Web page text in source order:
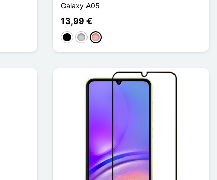
Galaxy A05
13,99 €
PretoPrataOuro rosa